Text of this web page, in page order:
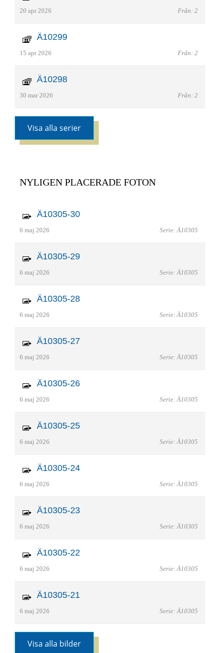
20 apr 2026 Från: 2
Ä10299
15 apr 2026 Från: 2
Ä10298
30 mar 2026 Från: 2
Visa alla serier
NYLIGEN PLACERADE FOTON
Ä10305-30
6 maj 2026 Serie: Ä10305
Ä10305-29
6 maj 2026 Serie: Ä10305
Ä10305-28
6 maj 2026 Serie: Ä10305
Ä10305-27
6 maj 2026 Serie: Ä10305
Ä10305-26
6 maj 2026 Serie: Ä10305
Ä10305-25
6 maj 2026 Serie: Ä10305
Ä10305-24
6 maj 2026 Serie: Ä10305
Ä10305-23
6 maj 2026 Serie: Ä10305
Ä10305-22
6 maj 2026 Serie: Ä10305
Ä10305-21
6 maj 2026 Serie: Ä10305
Visa alla bilder